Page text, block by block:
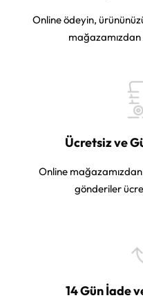
Online ödeyin,
mağazamızdan
Ücretsiz ve
Online
gönderiler
14 Gün İade